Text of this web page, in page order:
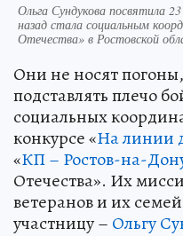
Ольга Сундукова посвятила
назад стала социальным
Отечества» в Ростовской
Они не носят
подставлять плечо
социальных
конкурсе «На линии
«КП – Ростов-на-
Отечества». Их
ветеранов и их
участницу – Ольгу